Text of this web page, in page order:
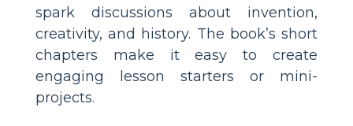
spark discussions about invention,
creativity, and history. The book’s short
chapters make it easy to create
engaging lesson starters or mini-
projects.